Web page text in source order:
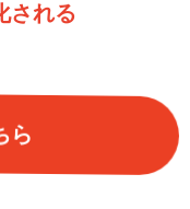
される
ら